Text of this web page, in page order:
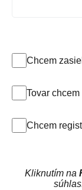
Chcem
Tovar
Chcem
Kliknutím na